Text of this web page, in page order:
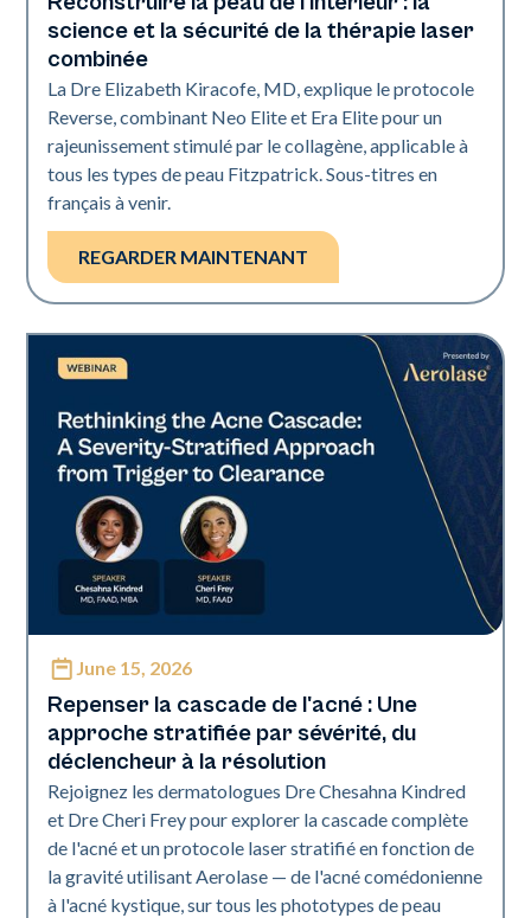
science et la sécurité de la thérapie laser
combinée
La Dre Elizabeth Kiracofe, MD, explique le protocole
Reverse, combinant Neo Elite et Era Elite pour un
rajeunissement stimulé par le collagène, applicable à
tous les types de peau Fitzpatrick. Sous-titres en
français à venir.
REGARDER MAINTENANT
Neo Elite
June 15, 2026
Repenser la cascade de l'acné : Une
approche stratifiée par sévérité, du
déclencheur à la résolution
Rejoignez les dermatologues Dre Chesahna Kindred
et Dre Cheri Frey pour explorer la cascade complète
de l'acné et un protocole laser stratifié en fonction de
la gravité utilisant Aerolase — de l'acné comédonienne
à l'acné kystique, sur tous les phototypes de peau